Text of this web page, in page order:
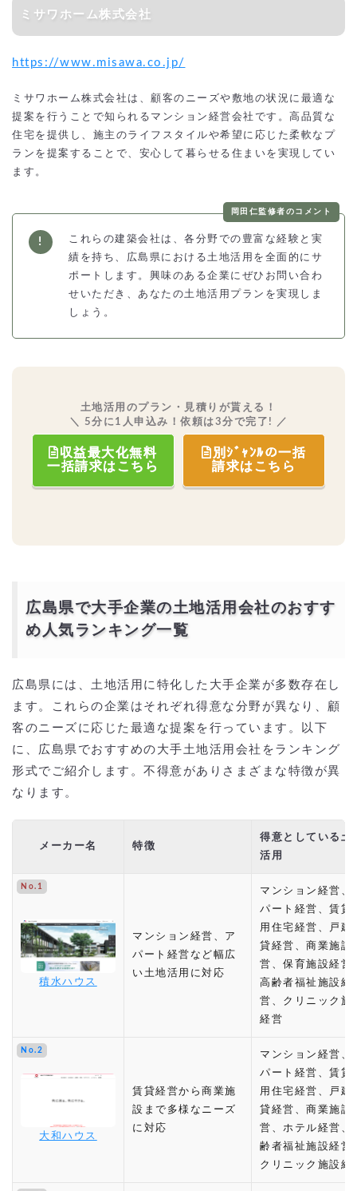
ミサワホーム株式会社
https://www.misawa.co.jp/
ミサワホーム株式会社は、顧客のニーズや敷地の状況に最適な
提案を行うことで知られるマンション経営会社です。高品質な
住宅を提供し、施主のライフスタイルや希望に応じた柔軟なプ
ランを提案することで、安心して暮らせる住まいを実現してい
ます。
岡田仁監修者のコメント
これらの建築会社は、各分野での豊富な経験と実
績を持ち、広島県における土地活用を全面的にサ
ポートします。興味のある企業にぜひお問い合わ
せいただき、あなたの土地活用プランを実現しま
しょう。
土地活用のプラン・見積りが貰える！
＼ 5分に1人申込み！依頼は3分で完了! ／
収益最大化無料
一括請求はこちら
別ｼﾞｬﾝﾙの一括
請求はこちら
広島県で大手企業の土地活用会社のおすす
め人気ランキング一覧
広島県には、土地活用に特化した大手企業が多数存在し
ます。これらの企業はそれぞれ得意な分野が異なり、顧
客のニーズに応じた最適な提案を行っています。以下
に、広島県でおすすめの大手土地活用会社をランキング
形式でご紹介します。不得意がありさまざまな特徴が異
なります。
メーカー名 特徴
得意としている土
活用
No.1
積水ハウス
マンション経営、ア
パート経営など幅広
い土地活用に対応
マンション経営、
パート経営、賃貸
用住宅経営、戸建
貸経営、商業施設
営、保育施設経営
高齢者福祉施設経
営、クリニック施
経営
No.2
大和ハウス
賃貸経営から商業施
設まで多様なニーズ
に対応
マンション経営、
パート経営、賃貸
用住宅経営、戸建
貸経営、商業施設
営、ホテル経営、
齢者福祉施設経営
クリニック施設経